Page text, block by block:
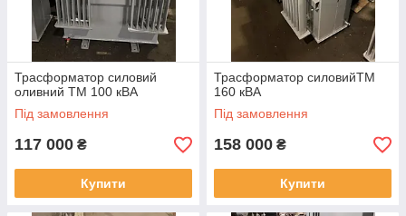
Трасформатор силовий
оливний ТМ 100 кВА
Під замовлення
117 000 ₴
Купити
Трасформатор силовийТМ
160 кВА
Під замовлення
158 000 ₴
Купити